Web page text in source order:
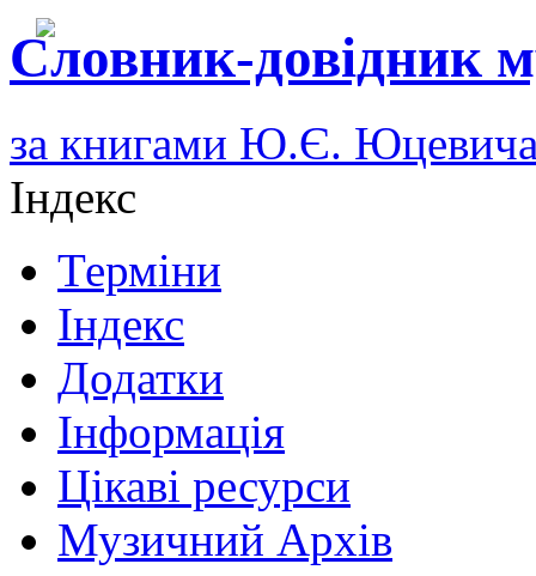
Словник-довідник
за книгами Ю.Є.
Індекс
Терміни
Індекс
Додатки
Інформація
Цікаві ресурси
Музичний Архів